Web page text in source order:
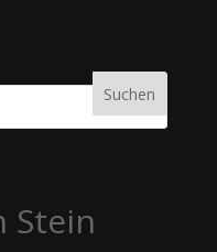
Stein